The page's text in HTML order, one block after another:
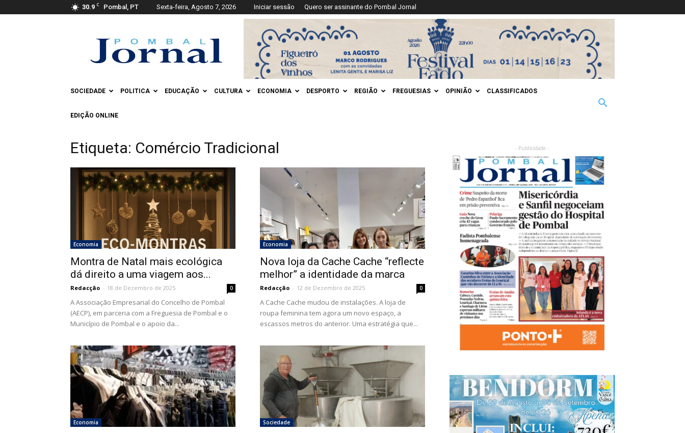
30.9 C Pombal, PT Sexta-feira, Agosto 7, 2026 Iniciar sessão Quero ser assinante do Pombal Jornal
Jornal
SOCIEDADE POLITICA EDUCAÇÃO CULTURA ECONOMIA DESPORTO REGIÃO FREGUESIAS OPINIÃO CLASSIFICADOS
EDIÇÃO ONLINE
Etiqueta: Comércio Tradicional
Economia
Montra de Natal mais ecológica
dá direito a uma viagem aos...
Redacção - 18 de Dezembro de 2025 0
A Associação Empresarial do Concelho de Pombal
(AECP), em parceria com a Freguesia de Pombal e o
Município de Pombal e o apoio da...
Economia
Nova loja da Cache Cache “reflecte
melhor” a identidade da marca
Redacção - 12 de Dezembro de 2025 0
A Cache Cache mudou de instalações. A loja de
roupa feminina tem agora um novo espaço, a
escassos metros do anterior. Uma estratégia que...
Economia Sociedade
- Publicidade -